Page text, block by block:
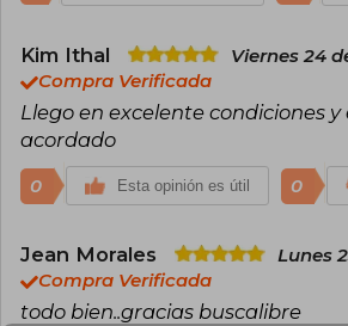
Kim Ithal
Viernes 24
Compra Verificada
Llego en excelente condiciones
acordado
0 Esta opinión es útil 0
Jean Morales
Lunes
Compra Verificada
todo bien..gracias buscalibre